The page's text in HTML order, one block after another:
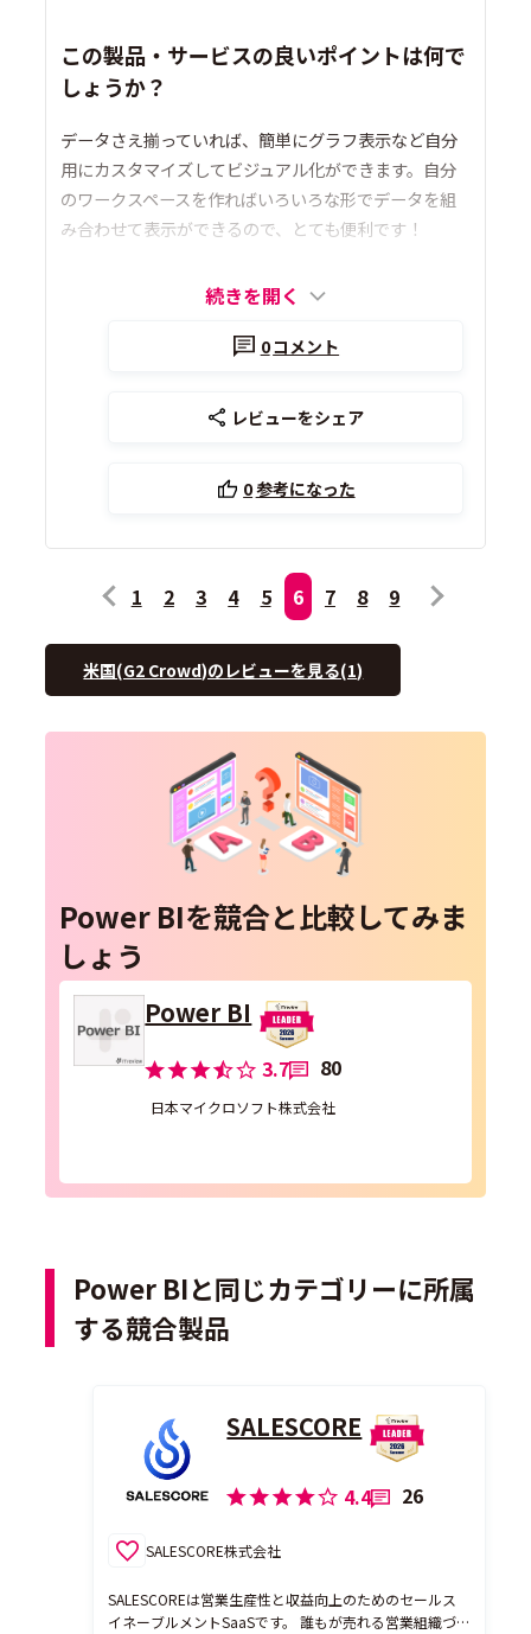
この製品・サービスの良いポイントは何で
しょうか？
データさえ揃っていれば、簡単にグラフ表示など自分
用にカスタマイズしてビジュアル化ができます。自分
のワークスペースを作ればいろいろな形でデータを組
み合わせて表示ができるので、とても便利です！
続きを開く
0コメント
レビューをシェア
0参考になった
1 2 3 4 5 6 7 8 9
米国(G2 Crowd)のレビューを見る(1)
Power BIを競合と比較してみま
しょう
Power BI
3.7 80
日本マイクロソフト株式会社
Power BIと同じカテゴリーに所属
する競合製品
SALESCORE
4.4 26
SALESCORE株式会社
SALESCOREは営業生産性と収益向上のためのセールス
イネーブルメントSaaSです。 誰もが売れる営業組織づ